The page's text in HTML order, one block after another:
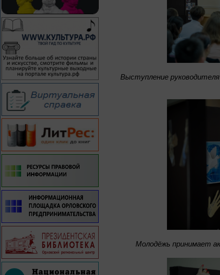
Выступление
Молодёжь принимает